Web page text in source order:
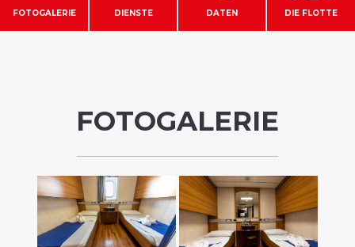
FOTOGALERIE DIENSTE DATEN DIE FLOTTE
FOTOGALERIE